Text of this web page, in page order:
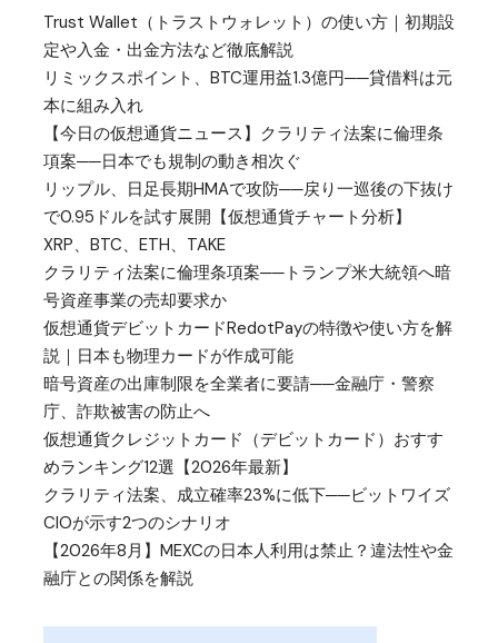
Trust Wallet（トラストウォレット）の使い方｜初期設
定や入金・出金方法など徹底解説
リミックスポイント、BTC運用益1.3億円──貸借料は元
本に組み入れ
【今日の仮想通貨ニュース】クラリティ法案に倫理条
項案──日本でも規制の動き相次ぐ
リップル、日足長期HMAで攻防──戻り一巡後の下抜け
で0.95ドルを試す展開【仮想通貨チャート分析】
XRP、BTC、ETH、TAKE
クラリティ法案に倫理条項案──トランプ米大統領へ暗
号資産事業の売却要求か
仮想通貨デビットカードRedotPayの特徴や使い方を解
説｜日本も物理カードが作成可能
暗号資産の出庫制限を全業者に要請──金融庁・警察
庁、詐欺被害の防止へ
仮想通貨クレジットカード（デビットカード）おすす
めランキング12選【2026年最新】
クラリティ法案、成立確率23%に低下──ビットワイズ
CIOが示す2つのシナリオ
【2026年8月】MEXCの日本人利用は禁止？違法性や金
融庁との関係を解説